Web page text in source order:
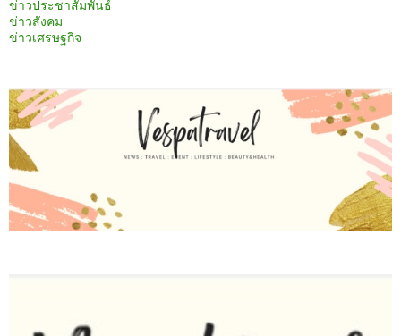
ข่าวประชาสัมพันธ์
ข่าวสังคม
ข่าวเศรษฐกิจ